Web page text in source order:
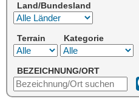
Land/Bundesland
Terrain Kategorie
BEZEICHNUNG/ORT